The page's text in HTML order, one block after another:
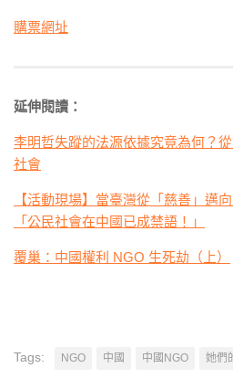
購票網址
延伸閱讀：
李明哲失蹤的法源依據究竟為何？
社會
【活動現場】當臺灣從「慈善」邁
「公民社會在中國已成禁語！」
覆巢：中國權利 NGO 生死劫（上）
Tags: NGO 中國 中國NGO 她們